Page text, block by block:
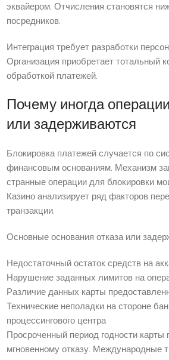
эквайером. Отчисления становятся
посредников.
Интеграция требует разработки
Организация приобретает тотальный
обработкой платежей.
Почему иногда
или задерживаются
Блокировка платежей случается по
финансовым основаниям. Механизм
странные операции для блокировки
Казино анализирует ряд факторов
транзакции.
Основные основания отказа или
Недостаточный остаток средств на
Нарушение заданных лимитов на
Различие данных карты
Технические неполадки на стороне
процессингового центра
Просроченный период годности карты
мгновенному отказу. Международные